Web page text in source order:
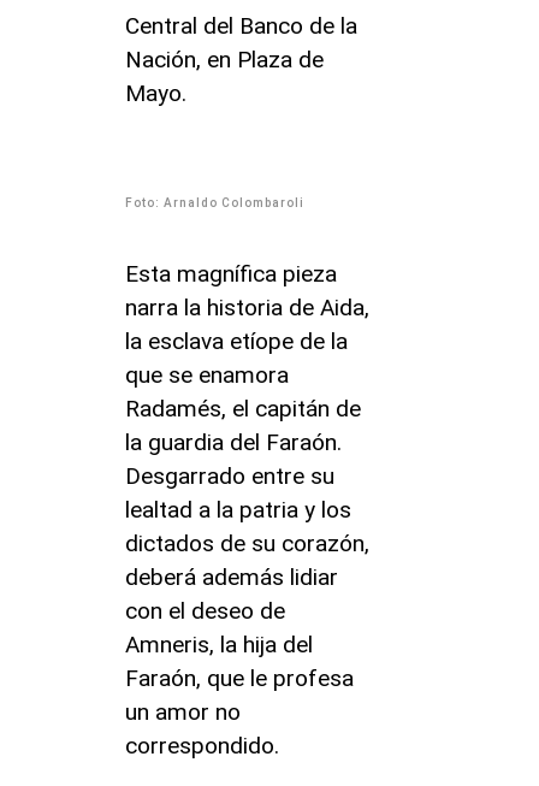
Central del Banco de la
Nación, en Plaza de
Mayo.
Foto: Arnaldo Colombaroli
Esta magnífica pieza
narra la historia de Aida,
la esclava etíope de la
que se enamora
Radamés, el capitán de
la guardia del Faraón.
Desgarrado entre su
lealtad a la patria y los
dictados de su corazón,
deberá además lidiar
con el deseo de
Amneris, la hija del
Faraón, que le profesa
un amor no
correspondido.